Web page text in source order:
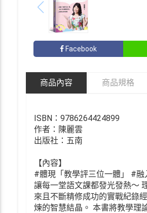
Facebook
商品內容 商品規格
ISBN：9786264424899
作者：陳麗雲
出版社：五南
【內容】
#體現「教學評三位一體」 #融
讓每一堂語文課都發光發熱～
來且不斷精修成功的實戰紀錄
煉的智慧結晶。 本書將教學理